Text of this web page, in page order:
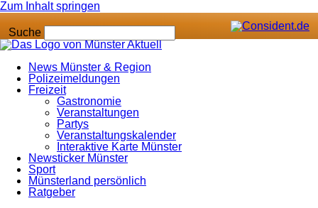
Zum Inhalt springen
Suche
News Münster & Region
Polizeimeldungen
Freizeit
Gastronomie
Veranstaltungen
Partys
Veranstaltungskalender
Interaktive Karte Münster
Newsticker Münster
Sport
Münsterland persönlich
Ratgeber